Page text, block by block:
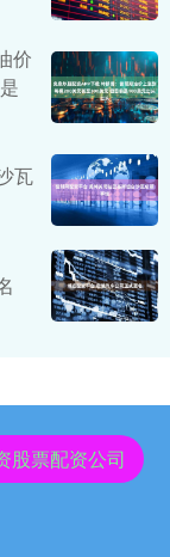
价
瓦
股票配资公司